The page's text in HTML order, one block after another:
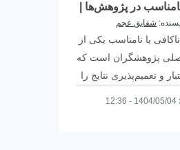
در پژوهش‌ها |
و نکات کلیدی برای
طراحی بهتر
شقایق عجم
یا نامناسب یکی از
پژوهشگران است که
و تعمیم‌پذیری نتایج را